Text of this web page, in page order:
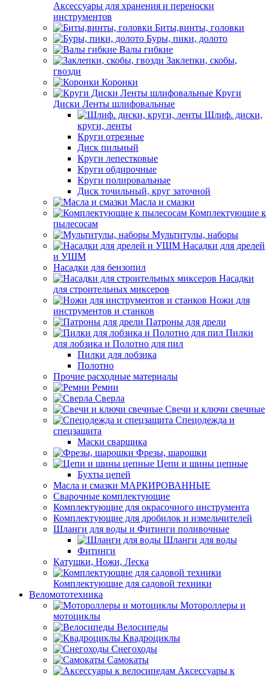
Аксессуары для хранения и переноски
инструментов
Биты,винты, головки
Буры, пики, долото
Валы гибкие
Заклепки, скобы,
гвозди
Коронки
Круги
Диски Ленты шлифовальные
Шлиф. диски,
круги, ленты
Круги отрезные
Диск пильный
Круги лепестковые
Круги обдирочные
Круги полировальные
Диск точильный, круг заточной
Масла и смазки
Комплектующие к
пылесосам
Мультитулы, наборы
Насадки для дрелей
и УШМ
Насадки для бензопил
Насадки
для строительных миксеров
Ножи для
инструментов и станков
Патроны для дрели
Пилки
для лобзика и Полотно для пил
Пилки для лобзика
Полотно
Прочие расходные материалы
Ремни
Сверла
Свечи и ключи свечные
Спецодежда и
спецзащита
Маски сварщика
Фрезы, шарошки
Цепи и шины цепные
Бухты цепей
Масла и смазки МАРКИРОВАННЫЕ
Сварочные комплектующие
Комплектующие для окрасочного инструмента
Комплектующие для дробилок и измельчителей
Шланги для воды и Фитинги поливочные
Шланги для воды
Фитинги
Катушки, Ножи, Леска
Комплектующие для садовой техники
Веломототехника
Мотороллеры и
мотоциклы
Велосипеды
Квадроциклы
Снегоходы
Самокаты
Аксессуары к